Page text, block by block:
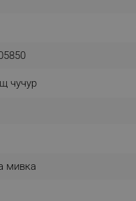
чучур
мивка
stored to be sent
banners clicked by the
which is cancelled